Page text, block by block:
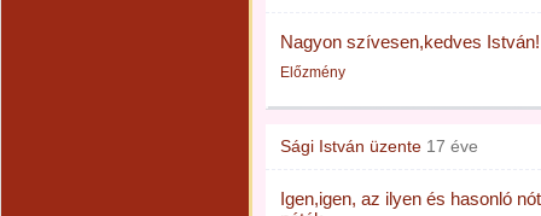
Nagyon szívesen,kedves
Előzmény
Sági István üzente 17 éve
Igen,igen, az ilyen és hasonló